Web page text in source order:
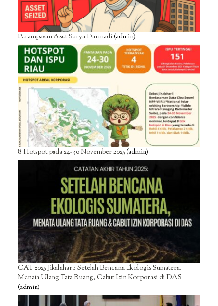
Perampasan Aset Surya Darmadi(admin)
8 Hotspot pada 24-30 November 2025(admin)
CAT 2025 Jikalahari: Setelah Bencana Ekologis Sumatera,
Menata Ulang Tata Ruang, Cabut Izin Korporasi di DAS
(admin)